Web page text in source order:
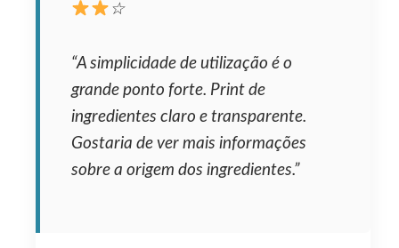
☆
“A simplicidade de utilização é o
grande ponto forte. Print de
ingredientes claro e transparente.
Gostaria de ver mais informações
sobre a origem dos ingredientes.”